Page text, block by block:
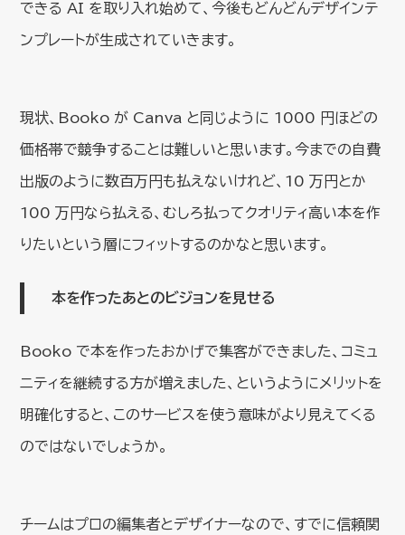
できる AI を取り入れ始めて、今後もどんどんデザインテ
ンプレートが生成されていきます。
現状、Booko が Canva と同じように 1000 円ほどの
価格帯で競争することは難しいと思います。今までの自費
出版のように数百万円も払えないけれど、10 万円とか
100 万円なら払える、むしろ払ってクオリティ高い本を作
りたいという層にフィットするのかなと思います。
本を作ったあとのビジョンを見せる
Booko で本を作ったおかげで集客ができました、コミュ
ニティを継続する方が増えました、というようにメリットを
明確化すると、このサービスを使う意味がより見えてくる
のではないでしょうか。
チームはプロの編集者とデザイナーなので、すでに信頼関